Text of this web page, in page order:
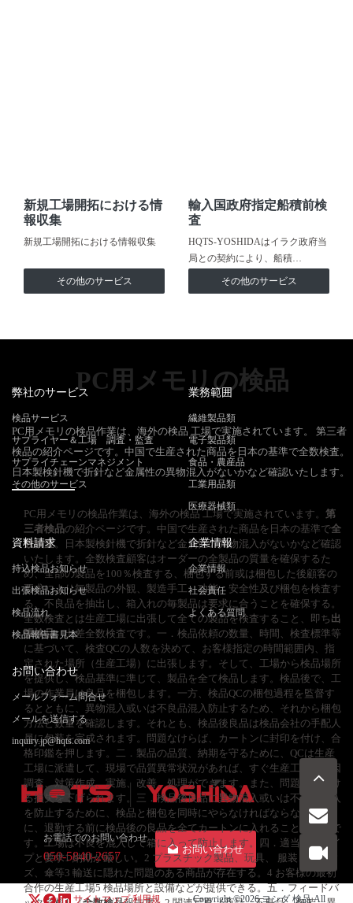
新規工場開拓における情
報収集
新規工場開拓における情報収集
その他のサービス
輸入国政府指定船積前検
査
HQTS-YOSHIDAはイラク政府当
局との契約により、船積…
その他のサービス
PC用メモリの検品
PC用メモリの検品作業は、海外の検品 工場で実施されています。 第三者
検品の紹介ページです。中国で生産された商品を日本の基準で全数検査。
日本製検針機で折針など金属性の異物混入がないかなど確認いたします。
PC用メモリの検品作業は、海外の検品 工場で実施されています。 第
三者検品の紹介ページです。中国で生産された商品を日本の基準で全
数検査。日本製検針機で折針など金属性の異物混入がないかなど確認
いたします。全数検査顧客はオーダーの全製品の質量を確保するた
め、全部の製品を100％検査する、梱包する前或は梱包した後顧客の
要求により毎製品の外観、製造手工、功能、安全性及び梱包を検査す
る、不良品を抽出し、箱入れの毎製品は要求に合うことを確保する。
全数検査とは生産工場に出張して全ての製品を検査すること、即ち 出
張検品、出差全数検査です。一．検品依頼の数量、時間、検査標準等
に基づいて、検査QCの人数を決めて、お客様指定の時間範囲内、指
定された場所（生産工場）に出張します。そして、工場から検品場所
を提供し、検品基準に準じて、製品を全て検品します。検品後で、工
場の作業員は良品を梱包します。一方、検品QCの梱包過程を監督す
るとともに、異物混入或いは不良品混入防止するため、それから梱包
方法と数量を確認します。それとも、検品後良品は検品会社の手配人
員に包装を完成されます。問題なけらば、カートンに封印を付け、合
格印鑑を押します。二．製品の品質、納期を守るために、QCは生産
工場に派遣して、現場で品質異常状況があれば、すぐ生産工程に原因
調査、対策作成、実施、改善、処理ができます。また、問題からもけ
る損失を下げられます。三．検品後良品に異物混入或いは不良品混入
を防止するために、検品と梱包を同時にやらなければならない。特
に、退勤する前に検品後の良品を全てカートンに入れることが必要で
す。工場は不良を混入して箱に入って防止します。四．適当商品タイ
プと要求1 納期が厳しい。2 プラスチック製品、玩具、 服装、シュウ
ズ、傘等3 輸送に隠れた問題のある商品が存在する。4 お客様の最初
合作の生産工場5 検品場所と設備などが提供できる。五．フィードバ
弊社のサービス
検品サービス
サプライヤー＆工場 調査・監査
サプライチェーンマネジメント
その他のサービス
業務範囲
繊維製品類
電子製品類
食品・農産品
工業用品類
医療器械類
資料請求
持込検品お知らせ
出張検品お知らせ
検品流れ
検品報告書見本
企業情報
企業情報
社会責任
よくある質問
お問い合わせ
メールフォーム問合せ
メールを送信する
inquiry.jp@hqts.com
お電話でのお問い合わせ
050-5840-2657
お問い合わせ
サイトマップ 利用規 Copyright ©2026ヨシダ 検品All